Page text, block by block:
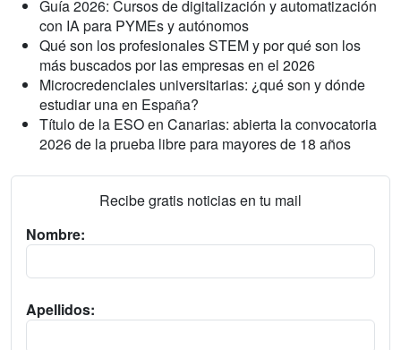
Guía 2026: Cursos de digitalización y automatización
con IA para PYMEs y autónomos
Qué son los profesionales STEM y por qué son los
más buscados por las empresas en el 2026
Microcredenciales universitarias: ¿qué son y dónde
estudiar una en España?
Título de la ESO en Canarias: abierta la convocatoria
2026 de la prueba libre para mayores de 18 años
Recibe gratis noticias en tu mail
Nombre:
Apellidos: